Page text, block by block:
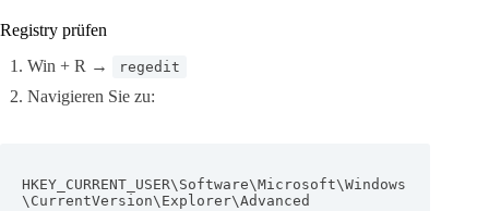
Registry prüfen
Win + R →
regedit
Navigieren Sie zu:
HKEY_CURRENT_USER\Software\Microsoft\Windows
\CurrentVersion\Explorer\Advanced